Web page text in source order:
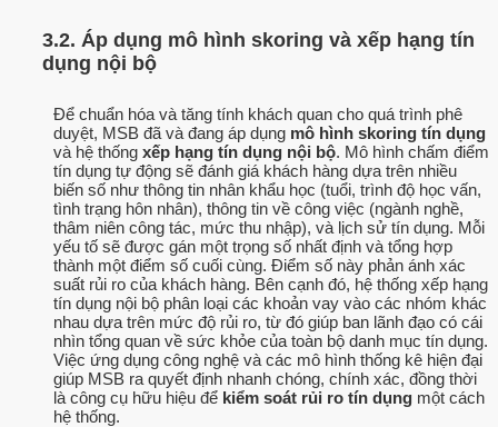
3.2. Áp dụng mô hình skoring và xếp hạng tín
dụng nội bộ
Để chuẩn hóa và tăng tính khách quan cho quá trình phê
duyệt, MSB đã và đang áp dụng mô hình skoring tín dụng
và hệ thống xếp hạng tín dụng nội bộ. Mô hình chấm điểm
tín dụng tự động sẽ đánh giá khách hàng dựa trên nhiều
biến số như thông tin nhân khẩu học (tuổi, trình độ học vấn,
tình trạng hôn nhân), thông tin về công việc (ngành nghề,
thâm niên công tác, mức thu nhập), và lịch sử tín dụng. Mỗi
yếu tố sẽ được gán một trọng số nhất định và tổng hợp
thành một điểm số cuối cùng. Điểm số này phản ánh xác
suất rủi ro của khách hàng. Bên cạnh đó, hệ thống xếp hạng
tín dụng nội bộ phân loại các khoản vay vào các nhóm khác
nhau dựa trên mức độ rủi ro, từ đó giúp ban lãnh đạo có cái
nhìn tổng quan về sức khỏe của toàn bộ danh mục tín dụng.
Việc ứng dụng công nghệ và các mô hình thống kê hiện đại
giúp MSB ra quyết định nhanh chóng, chính xác, đồng thời
là công cụ hữu hiệu để kiểm soát rủi ro tín dụng một cách
hệ thống.